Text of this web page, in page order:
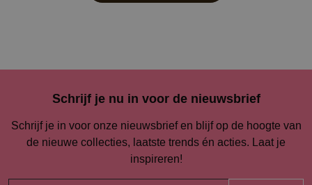
Schrijf je nu in voor de nieuwsbrief
Schrijf je in voor onze nieuwsbrief en blijf op de hoogte van
de nieuwe collecties, laatste trends én acties. Laat je
inspireren!